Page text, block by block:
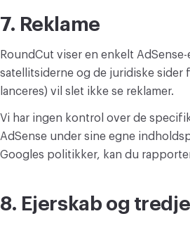
7. Reklame
RoundCut viser en enkelt
satellitsiderne og de juridiske sider
lanceres) vil slet ikke se reklamer.
Vi har ingen kontrol over de
AdSense under sine egne
Googles politikker, kan du
8. Ejerskab og